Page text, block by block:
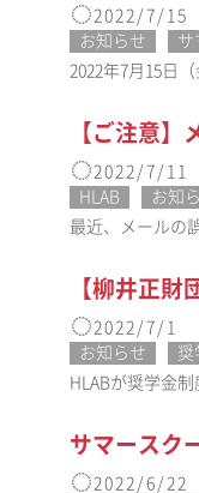
2022/7/15
お知らせ
サ
2022年7月15日
【ご注意】
2022/7/11
HLAB
お知
最近、メールの
【柳井正
2022/7/1
お知らせ
奨
HLABが奨学金
サマースク
2022/6/22